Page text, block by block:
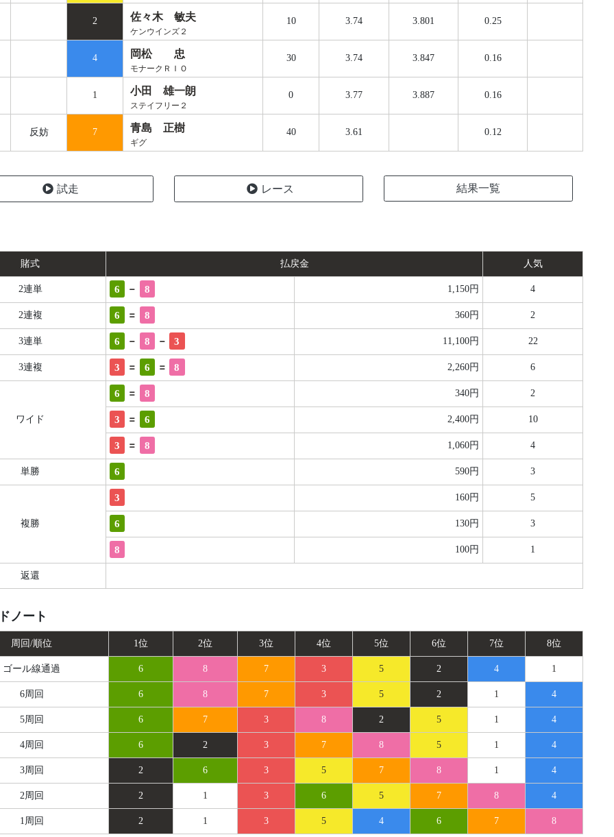
2 佐々木 敏夫
ケンウインズ２
10 3.74 3.801 0.25
4 岡松 忠
モナークＲＩＯ
30 3.74 3.847 0.16
1 小田 雄一朗
ステイフリー２
0 3.77 3.887 0.16
反妨 7 青島 正樹
ギグ
40 3.61 0.12
試走 レース 結果一覧
賭式 払戻金 人気
2連単 6 - 8 1,150円 4
2連複 6 = 8 360円 2
3連単 6 - 8 - 3 11,100円 22
3連複 3 = 6 = 8 2,260円 6
ワイド
6 = 8 340円 2
3 = 6 2,400円 10
3 = 8 1,060円 4
単勝 6 590円 3
複勝
3 160円 5
6 130円 3
8 100円 1
返還
ノート
周回/順位 1位 2位 3位 4位 5位 6位 7位 8位
ゴール線通過 6 8 7 3 5 2 4 1
6周回 6 8 7 3 5 2 1 4
5周回 6 7 3 8 2 5 1 4
4周回 6 2 3 7 8 5 1 4
3周回 2 6 3 5 7 8 1 4
2周回 2 1 3 6 5 7 8 4
1周回 2 1 3 5 4 6 7 8